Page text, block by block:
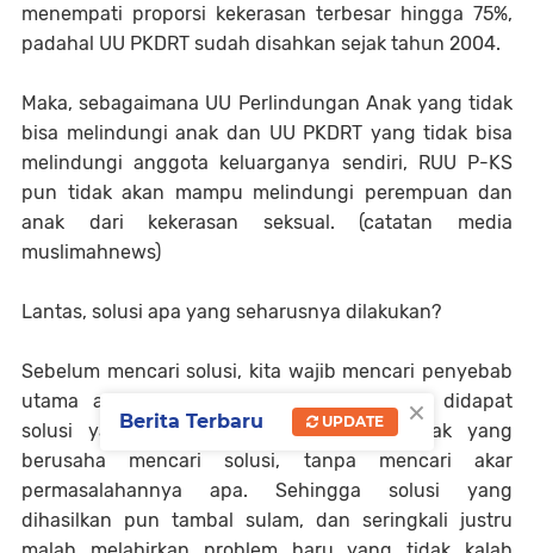
menempati proporsi kekerasan terbesar hingga 75%,
padahal UU PKDRT sudah disahkan sejak tahun 2004.
Maka, sebagaimana UU Perlindungan Anak yang tidak
bisa melindungi anak dan UU PKDRT yang tidak bisa
melindungi anggota keluarganya sendiri, RUU P-KS
pun tidak akan mampu melindungi perempuan dan
anak dari kekerasan seksual. (catatan media
muslimahnews)
Lantas, solusi apa yang seharusnya dilakukan?
Sebelum mencari solusi, kita wajib mencari penyebab
utama atau akar persoalannya, agar bisa didapat
solusi yang tepat. Hari ini, betapa banyak yang
berusaha mencari solusi, tanpa mencari akar
permasalahannya apa. Sehingga solusi yang
dihasilkan pun tambal sulam, dan seringkali justru
×
Berita Terbaru UPDATE